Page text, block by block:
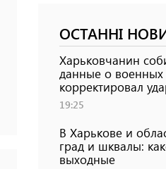
ОСТАННІ
Харьковчанин
данные о военных
корректировал
19:25
В Харькове и
град и шквалы:
выходные